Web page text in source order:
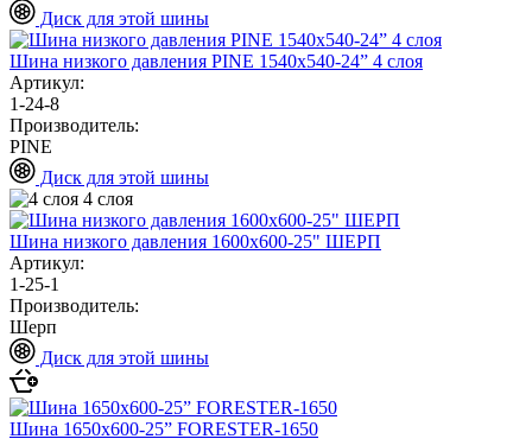
Диск для этой шины
Шина низкого давления PINE 1540х540-24” 4 слоя
Артикул:
1-24-8
Производитель:
PINE
Диск для этой шины
4 слоя
Шина низкого давления 1600х600-25" ШЕРП
Артикул:
1-25-1
Производитель:
Шерп
Диск для этой шины
Шина 1650х600-25” FORESTER-1650